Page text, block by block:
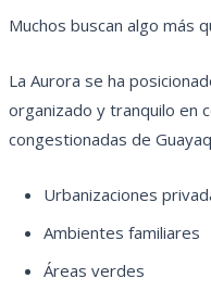
Muchos buscan algo más
La Aurora se ha
organizado y tranquilo en
congestionadas de
Urbanizaciones
Ambientes familiares
Áreas verdes